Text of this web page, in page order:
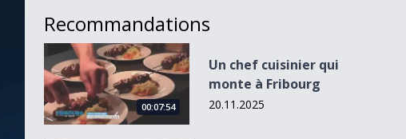
Recommandations
Un chef cuisinier qui monte à Fribourg
00:07:54
Un chef cuisinier qui
monte à Fribourg
20.11.2025